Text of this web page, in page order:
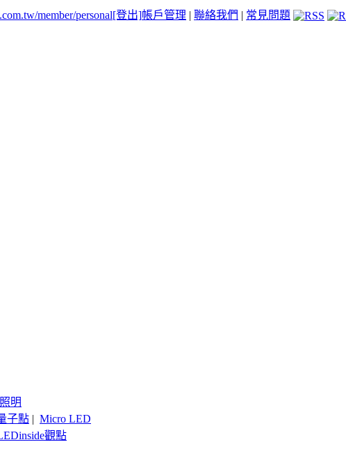
member/personal[登出]帳戶管理 | 聯絡我們 | 常見問題
明
子點 | Micro LED
觀點